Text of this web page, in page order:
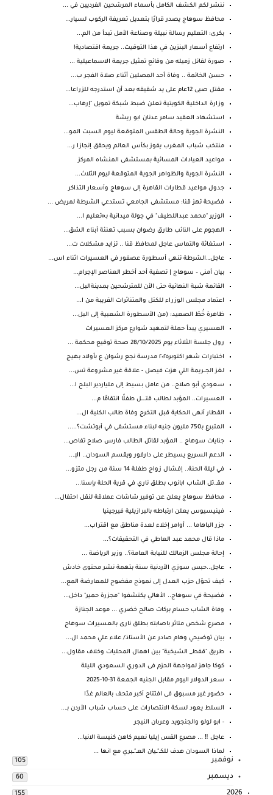
ننشر لكم الكشف الكامل بأسماء المرشحين الفرديين في ...
محافظ سوهاج يصدر قرارًا بتعديل تعريفة الركوب لسيار...
بكرى: التعليم رسالة نبيلة وصناعة الأمل تبدأ من الم...
ارتفاع أسعار البنزين في هذا التوقيت.. جريمة اقتصادية!
صورة لقاتل زميله من وقائع تمثيل جريمة الاسماعيلية ...
حسن الخاتمة .. وفاة أحد المصلين أثناء صلاة الفجر ب...
مقتل صبى 12عام على يد شقيقه بعد أن استدرجه للزراعا...
وزارة الداخلية الكويتية تعلن ضبط شبكة تمويل "إرهاب...
استشهاد العقيد سامر عدنان ابو ريشة
النشرة الجوية وحالة الطقس المتوقعة ليوم السبت المو...
منتخب شباب المغرب يفوز بكأس العالم ويحقق إنجازا ر...
مواعيد العيادات المسائية بمستشفى المنشاه المركز
النشرة الجوية والظواهر الجوية المتوقعة ليوم الثلاث...
جدول مواعيد قطارات القاهرة إلى سوهاج وأسعار التذاكر
فضيحة تهز قنا: مستشفى الجامعي تستدعي الشرطة لمريض ...
الوزير "محمد عبداللطيف" في جولة ميدانية بـ«تعليم ا...
الهجوم على النائب طارق رضوان بسبب تهنئة أبناء الشق...
استغاثة والتماس عاجل لمحافظ قنا .. تزايد مشكلات ت...
عاجل…الشرطة تنهي أسطورة عصفور في العسيرات اثناء اس...
بيان أمني – سوهاج | تصفية أحد أخطر العناصر الإجرام...
القائمة شبة النهائية حتى الأن للمترشحين بمدينةالبل...
اعتماد مجلس الوزراء للكتل والمتناثرات القريبة من ا...
ظاهرة خُطّ الصعيد: (من الأسطورة الشعبية إلى البل...
العسيري يبدأ حملة لتمهيد شوارع مركز العسيرات
رول جلسة الثلاثاء يوم 28/10/2025 صحة توقيع محكمة ...
اختبارات شهر اكتوبر٢٠٢٥ مدرسة نجع رشوان ع بأولاد بهيج
لغز الجـــريمة التي هزت فيصل - علاقة غير مشروعة تس...
سعودي أبو صلاح.. من عامل بسيط إلى ملياردير البلح ا...
العسيرات.. المؤبد لطالب قتــ.ــل طفلًا انتقامًا م...
القطار أنهى الحكاية قبل التخرج وفاة طالب الكلية ال...
المتبرع بـ750 مليون جنيه لبناء مستشفى في أبوتشت؟.....
جنايات سوهاج .. المؤبد لقاتل الطالب فارس صلاح تفاص...
الدعم السريع يسيطر على دارفور ويقسم السودان.. الإ...
في ليلة الحنة.. إفشال زواج طفلة 14 سنة من رجل متزو...
مقــ.تل الشاب ابانوب بطلق ناري في قرية الحلة بإسنا...
محافظ سوهاج يعلن عن توفير شاشات عملاقة لنقل احتفال...
فينيسيوس يعلن ارتباطه بالبرازيلية فيرجينيا
جزر الباهاما ... أوامر إخلاء لعدة مناطق مع اقتراب...
ماذا قال محمد عبد العاطي في التحقيقات؟...
إحالة مجلس الزمالك للنيابة العامة؟.. وزير الرياضة ...
عاجل..حبس سوزي الأردنية سنة بتهمة نشر محتوى خادش
كيف تحوّل حزب العدل إلى نموذج مفضوح للمعارضة المع...
فضيحة في سوهاج.. الأهالي يكتشفوا "مجزرة حمير" داخل...
وفاة الشاب حسام بركات صالح خضري ... موعد الجنازة
مصرع شخص متاثر باصابته بطلق نارى بالعسيرات سوهاج
بيان توضيحي وهام صادر عن الأستاذ/ علاء علي محمد ال...
طريق "قفط_ الشيخية" بين اهمال المحليات وخلاف مقاول...
كوكا جاهز لمواجهة الحزم فى الدوري السعودي الليلة
سعر الدولار اليوم مقابل الجنيه الجمعة 31-10-2025
حضور غير مسبوق فى افتتاح أكبر متحف بالعالم غدًا
السلط يعود لسكة الانتصارات على حساب شباب الأردن بـ...
- ابو لولو والجنجويد وعربان النيجر
عاجل ‼️ ... مصرع القس إيليا نعيم كاهن كنيسة الانبا...
لماذا السودان هدف للكــ"ــيان العــ"ــبري مع انها ...
نوفمبر 105
ديسمبر 60